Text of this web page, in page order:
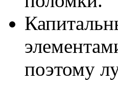
поэтому